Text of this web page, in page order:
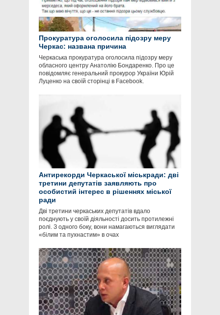
Прокуратура оголосила підозру меру
Черкас: названа причина
Черкаська прокуратура оголосила підозру меру
обласного центру Анатолію Бондаренко. Про це
повідомляє генеральний прокурор України Юрій
Луценко на своїй сторінці в Facebook.
Антирекорди Черкаської міськради: дві
третини депутатів заявляють про
особистий інтерес в рішеннях міської
ради
Дві третини черкаських депутатів вдало
поєднують у своїй діяльності досить протилежні
ролі. З одного боку, вони намагаються виглядати
«білим та пухнастим» в очах